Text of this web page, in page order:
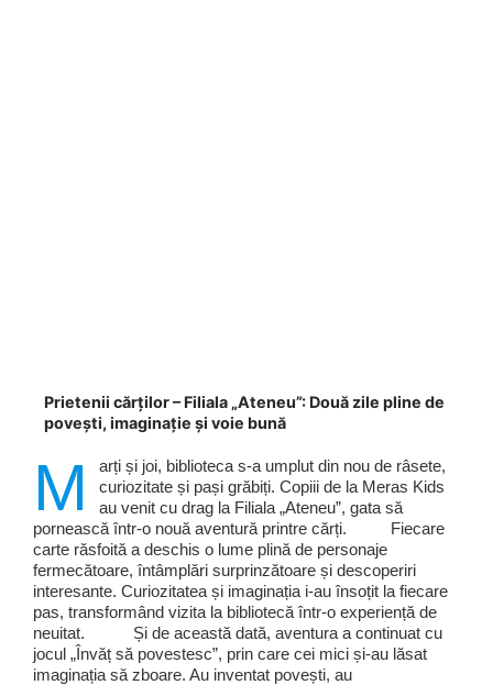
Prietenii cărților – Filiala „Ateneu”: Două zile pline de
povești, imaginație și voie bună
M
arți și joi, biblioteca s-a umplut din nou de râsete,
curiozitate și pași grăbiți. Copiii de la Meras Kids
au venit cu drag la Filiala „Ateneu”, gata să
pornească într-o nouă aventură printre cărți. Fiecare
carte răsfoită a deschis o lume plină de personaje
fermecătoare, întâmplări surprinzătoare și descoperiri
interesante. Curiozitatea și imaginația i-au însoțit la fiecare
pas, transformând vizita la bibliotecă într-o experiență de
neuitat. Și de această dată, aventura a continuat cu
jocul „Învăț să povestesc”, prin care cei mici și-au lăsat
imaginația să zboare. Au inventat povești, au